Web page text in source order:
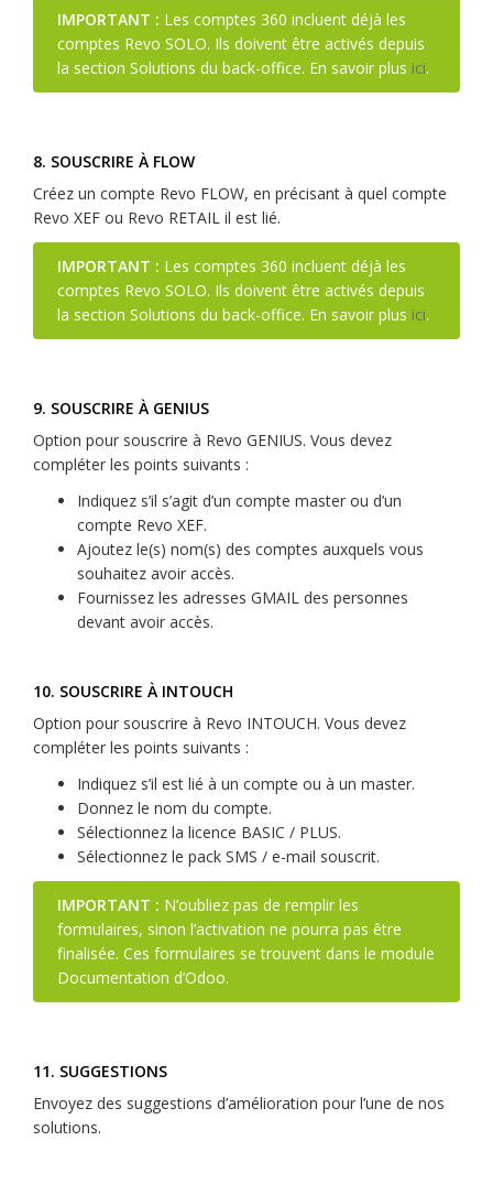
IMPORTANT : Les comptes 360 incluent déjà les
comptes Revo SOLO. Ils doivent être activés depuis
la section Solutions du back-office. En savoir plus ici.
8. SOUSCRIRE À FLOW
Créez un compte Revo FLOW, en précisant à quel compte
Revo XEF ou Revo RETAIL il est lié.
IMPORTANT : Les comptes 360 incluent déjà les
comptes Revo SOLO. Ils doivent être activés depuis
la section Solutions du back-office. En savoir plus ici.
9. SOUSCRIRE À GENIUS
Option pour souscrire à Revo GENIUS. Vous devez
compléter les points suivants :
Indiquez s’il s’agit d’un compte master ou d’un
compte Revo XEF.
Ajoutez le(s) nom(s) des comptes auxquels vous
souhaitez avoir accès.
Fournissez les adresses GMAIL des personnes
devant avoir accès.
10. SOUSCRIRE À INTOUCH
Option pour souscrire à Revo INTOUCH. Vous devez
compléter les points suivants :
Indiquez s’il est lié à un compte ou à un master.
Donnez le nom du compte.
Sélectionnez la licence BASIC / PLUS.
Sélectionnez le pack SMS / e-mail souscrit.
IMPORTANT : N’oubliez pas de remplir les
formulaires, sinon l’activation ne pourra pas être
finalisée. Ces formulaires se trouvent dans le module
Documentation d’Odoo.
11. SUGGESTIONS
Envoyez des suggestions d’amélioration pour l’une de nos
solutions.